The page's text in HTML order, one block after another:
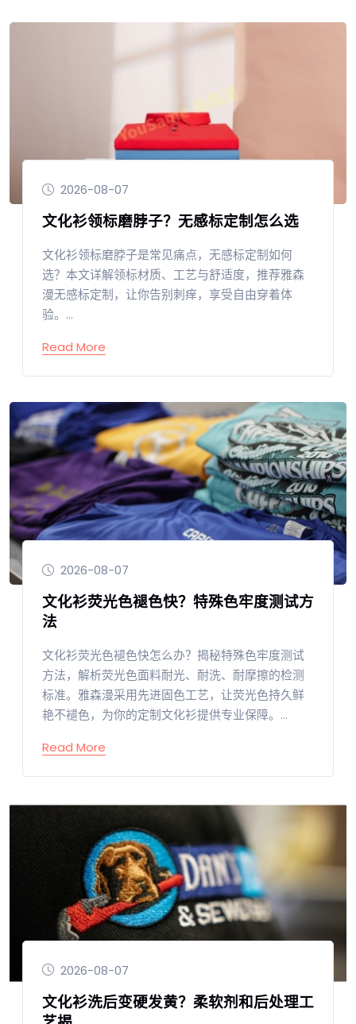
2026-08-07
文化衫领标磨脖子？无感标定制怎么选
文化衫领标磨脖子是常见痛点，无感标定制如何
选？本文详解领标材质、工艺与舒适度，推荐雅森
漫无感标定制，让你告别刺痒，享受自由穿着体
验。...
Read More
2026-08-07
文化衫荧光色褪色快？特殊色牢度测试方
法
文化衫荧光色褪色快怎么办？揭秘特殊色牢度测试
方法，解析荧光色面料耐光、耐洗、耐摩擦的检测
标准。雅森漫采用先进固色工艺，让荧光色持久鲜
艳不褪色，为你的定制文化衫提供专业保障。...
Read More
2026-08-07
文化衫洗后变硬发黄？柔软剂和后处理工